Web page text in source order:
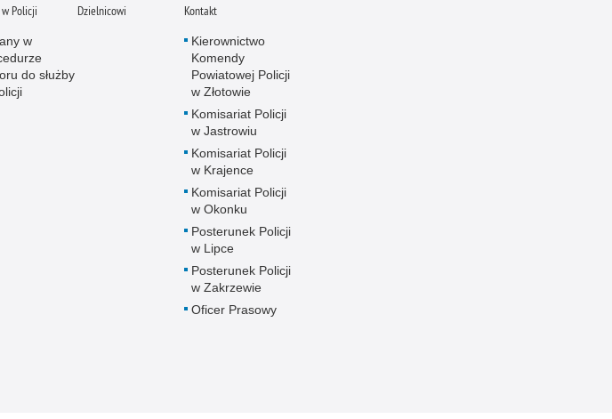
w Policji
w
do służby
Dzielnicowi Kontakt
Kierownictwo
Komendy
Powiatowej Policji
w Złotowie
Komisariat Policji
w Jastrowiu
Komisariat Policji
w Krajence
Komisariat Policji
w Okonku
Posterunek Policji
w Lipce
Posterunek Policji
w Zakrzewie
Oficer Prasowy